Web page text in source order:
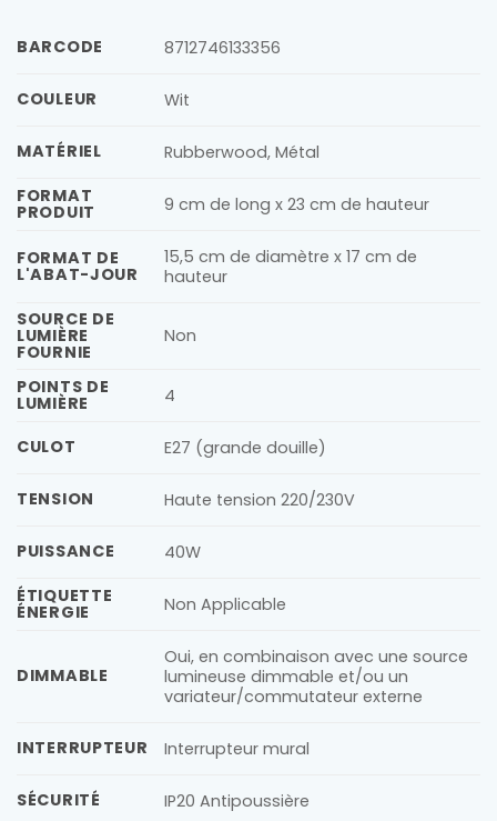
BARCODE 8712746133356
COULEUR Wit
MATÉRIEL
Rubberwood, Métal
FORMAT
PRODUIT 9 cm de long x 23 cm de hauteur
FORMAT DE
L'ABAT-JOUR
15,5 cm de diamètre x 17 cm de
hauteur
SOURCE DE
LUMIÈRE
FOURNIE
Non
POINTS DE
LUMIÈRE 4
CULOT E27 (grande douille)
TENSION Haute tension 220/230V
PUISSANCE
40W
ÉTIQUETTE
ÉNERGIE Non Applicable
DIMMABLE
Oui, en combinaison avec une source
lumineuse dimmable et/ou un
variateur/commutateur externe
INTERRUPTEUR Interrupteur mural
SÉCURITÉ
IP20 Antipoussière